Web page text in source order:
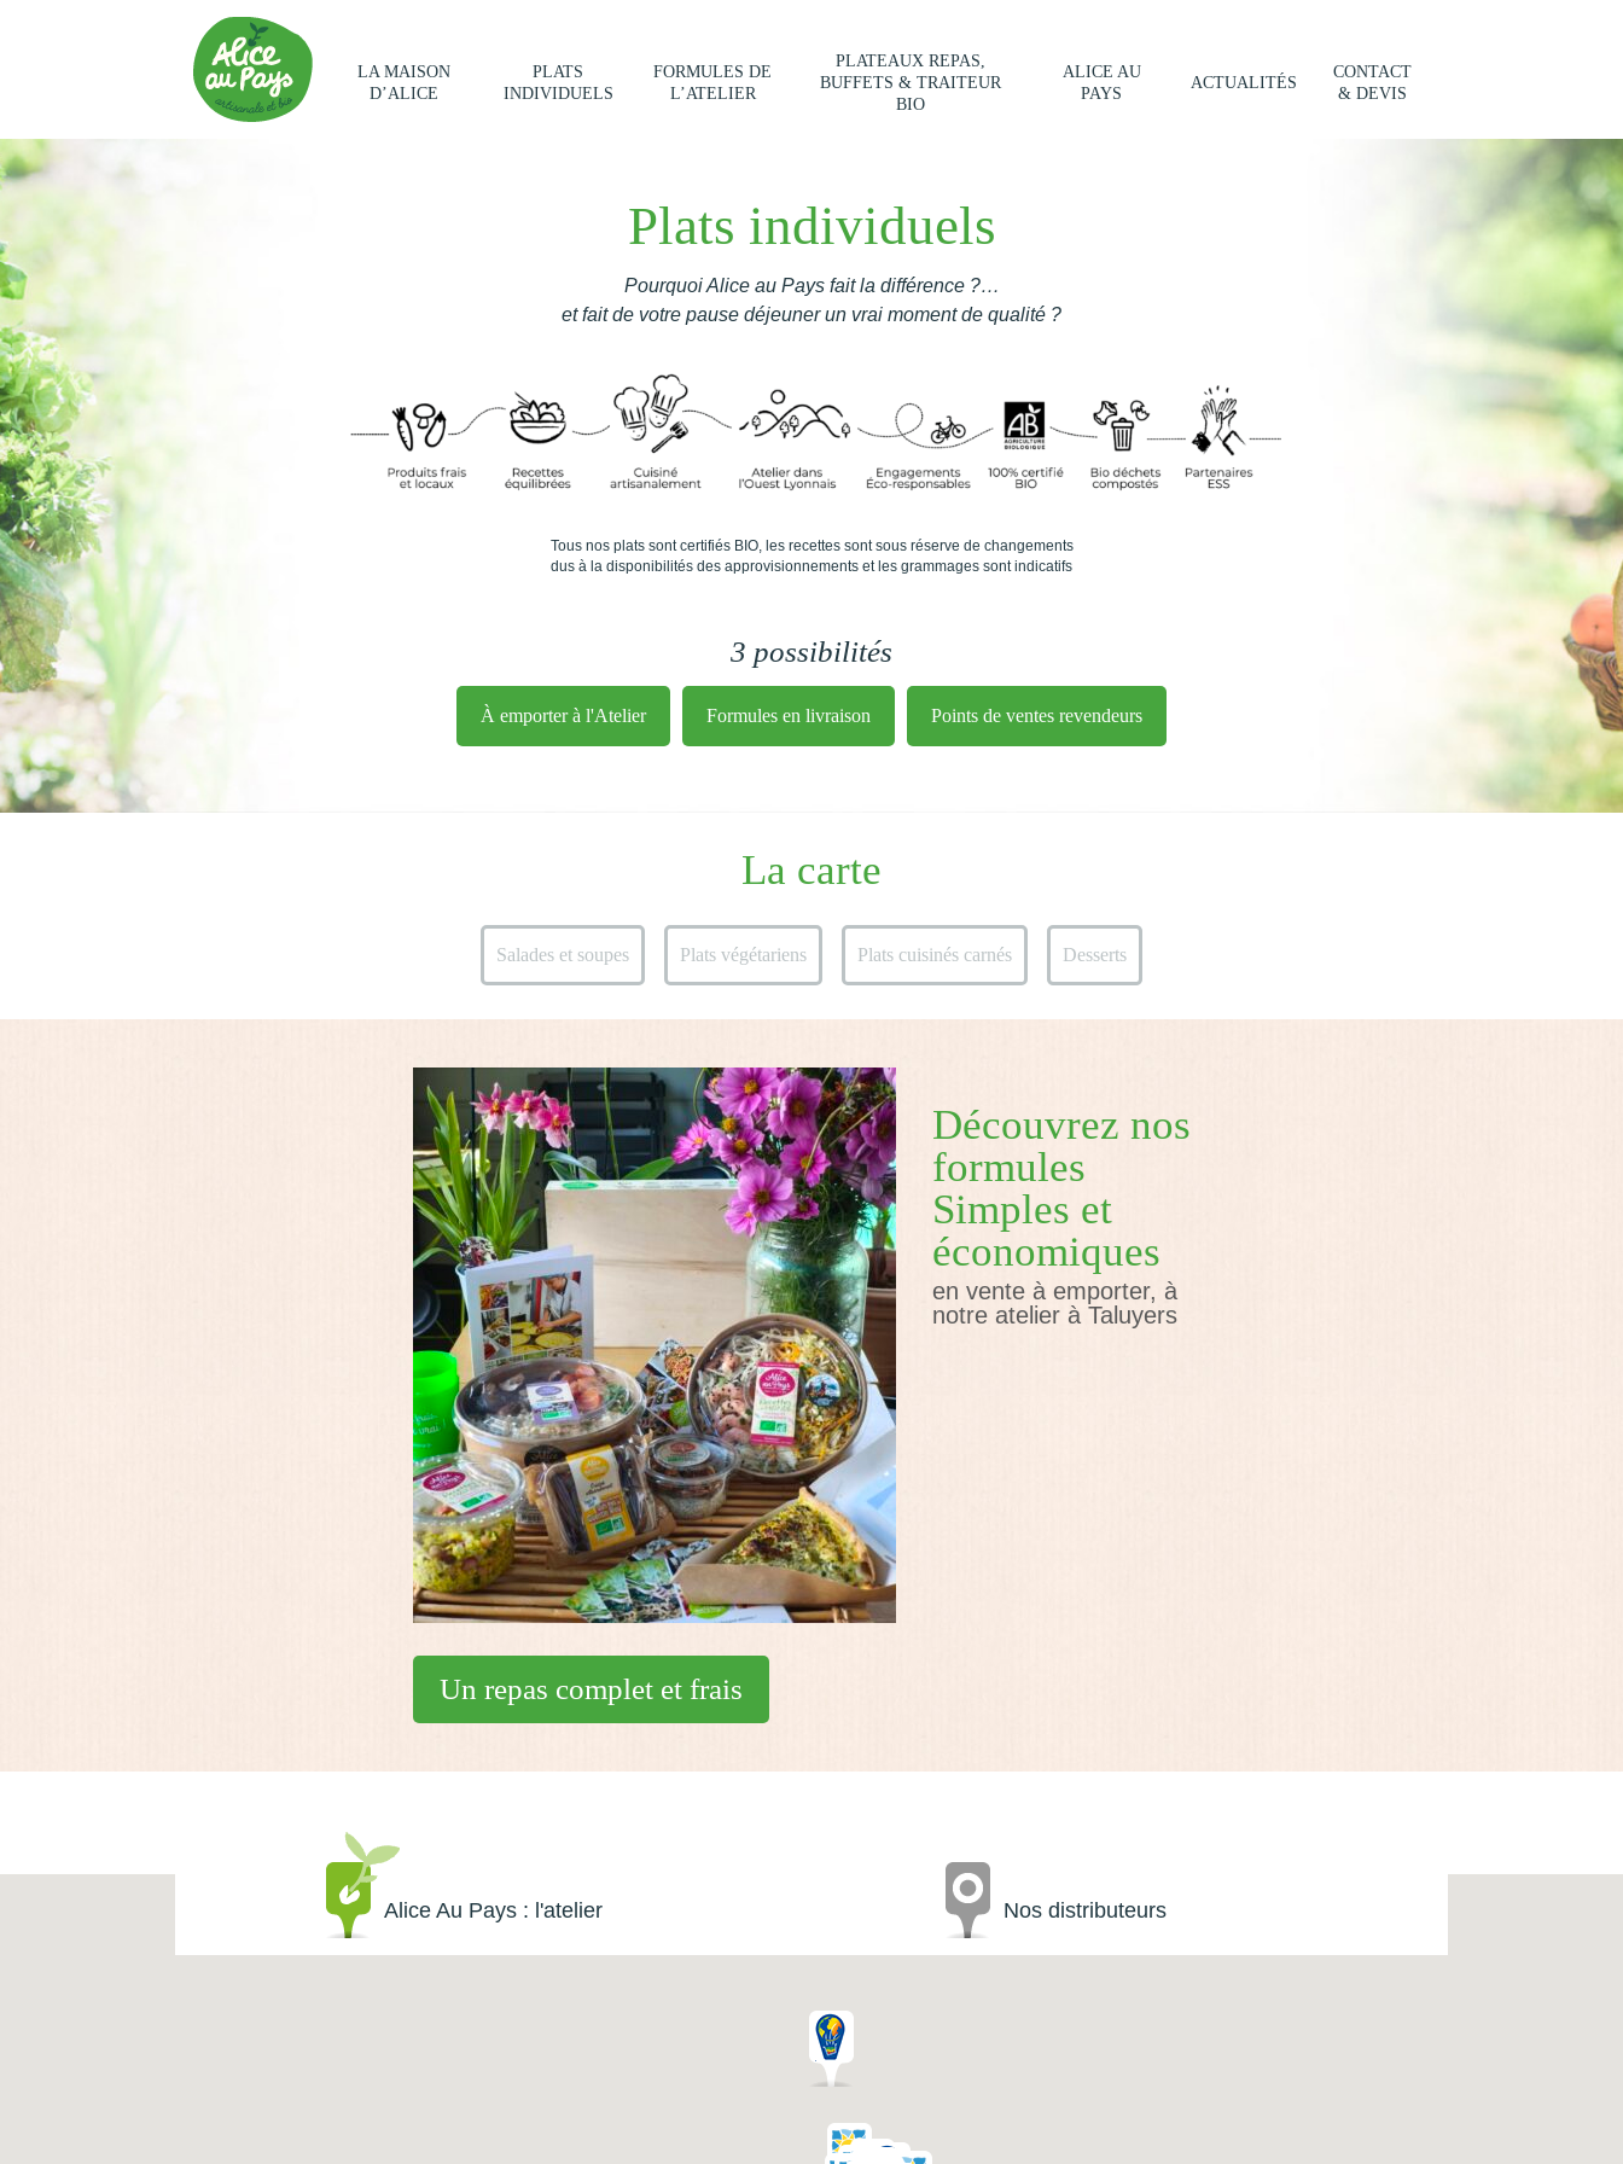
LA MAISON
D’ALICE
PLATS
INDIVIDUELS
FORMULES DE
L’ATELIER
PLATEAUX REPAS,
BUFFETS & TRAITEUR
BIO
ALICE AU
PAYS
ACTUALITÉS
CONTACT
& DEVIS
Plats individuels
PourquoiAlice au Paysfait la différence ?…
et fait de votre pause déjeuner un vrai moment de qualité ?
Tous nos plats sont certifiés BIO, les recettes sont sous réserve de changements
dus à la disponibilités des approvisionnements et les grammages sont indicatifs
3 possibilités
À emporter à l'Atelier Formules en livraison Points de ventes revendeurs
La carte
Salades et soupes Plats végétariens Plats cuisinés carnés Desserts
Découvrez nos
formules
Simples et
économiques
en vente à emporter, à
notre atelier à Taluyers
Un repas complet et frais
Alice Au Pays : l'atelier Nos distributeurs